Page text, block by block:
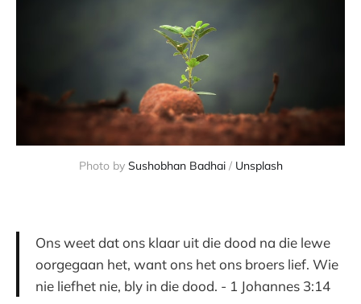
Photo by Sushobhan Badhai/ Unsplash
Ons weet dat ons klaar uit die dood na die lewe
oorgegaan het, want ons het ons broers lief. Wie
nie liefhet nie, bly in die dood. - 1 Johannes 3:14